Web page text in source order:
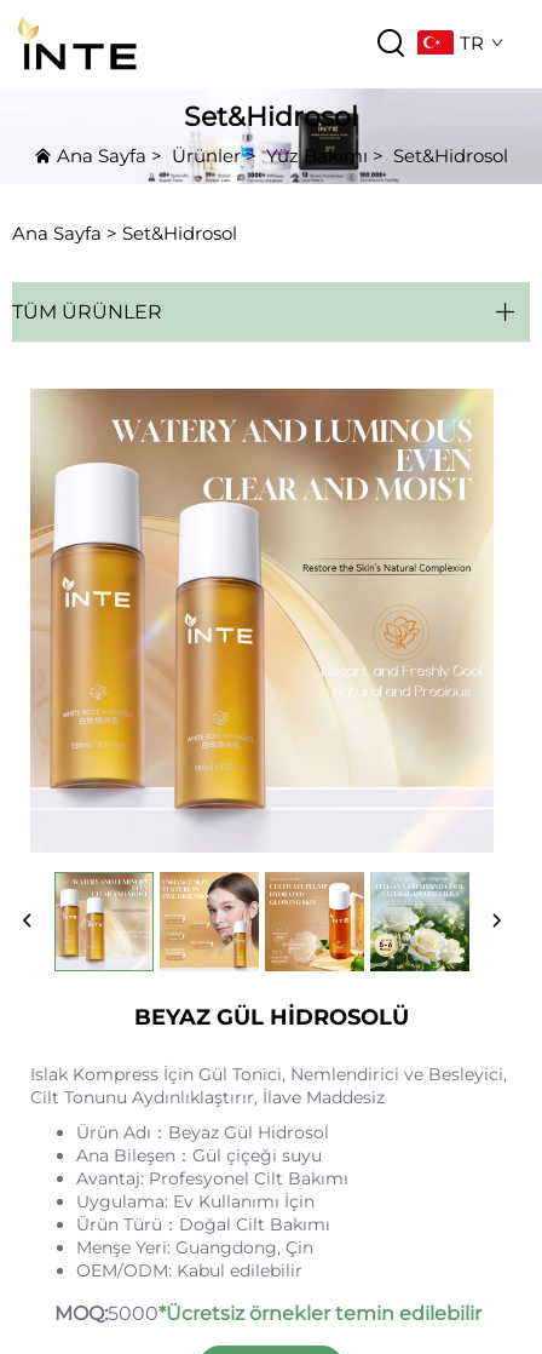
TR
Set&Hidrosol
Ana Sayfa > Ürünler>Yüz Bakımı > Set&Hidrosol
Ana Sayfa > Set&Hidrosol
TÜM ÜRÜNLER
BEYAZ GÜL HİDROSOLÜ
Islak Kompress İçin Gül Tonici, Nemlendirici ve Besleyici,
Cilt Tonunu Aydınlıklaştırır, İlave Maddesiz
Ürün Adı：Beyaz Gül Hidrosol
Ana Bileşen：Gül çiçeği suyu
Avantaj: Profesyonel Cilt Bakımı
Uygulama: Ev Kullanımı İçin
Ürün Türü：Doğal Cilt Bakımı
Menşe Yeri: Guangdong, Çin
OEM/ODM: Kabul edilebilir
MOQ:5000*Ücretsiz örnekler temin edilebilir